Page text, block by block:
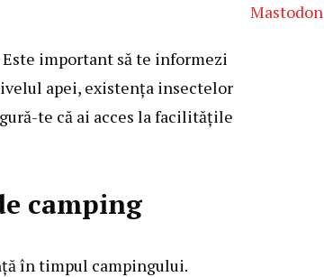
important să te informezi
apei, existenţa insectelor
te că ai acces la facilităţile
camping
în timpul campingului.
Mastodon